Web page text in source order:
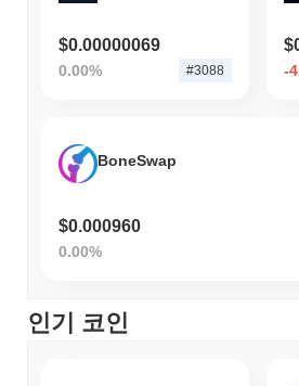
$0.00000069
0.00% #3088 -
BoneSwap
$0.000960
0.00%
인기 코인